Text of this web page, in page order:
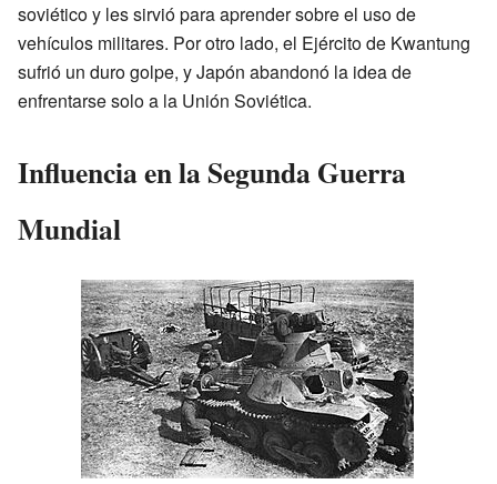
soviético y les sirvió para aprender sobre el uso de
vehículos militares. Por otro lado, el Ejército de Kwantung
sufrió un duro golpe, y Japón abandonó la idea de
enfrentarse solo a la Unión Soviética.
Influencia en la Segunda Guerra
Mundial